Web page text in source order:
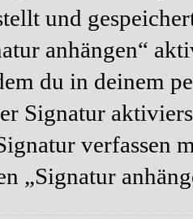
und
anhängen“
du in deinem
Signatur
verfassen
„Signatur